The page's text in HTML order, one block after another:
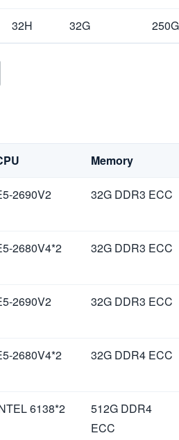
32H 32G
Memory
2690V2 32G DDR3 ECC
2680V4*2 32G DDR3 ECC
2690V2 32G DDR3 ECC
2680V4*2 32G DDR4 ECC
6138*2
512G DDR4
ECC